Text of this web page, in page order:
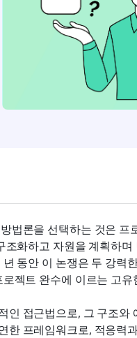
법론을 선택하는 것은
조화하고 자원을 계획하
동안 이 논쟁은 두 강력
젝트 완수에 이르는 고
인 접근법으로, 그 구조
한 프레임워크로, 적응력